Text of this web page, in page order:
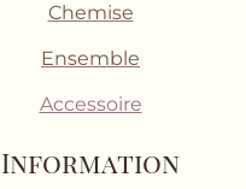
Chemise
Ensemble
Accessoire
Information